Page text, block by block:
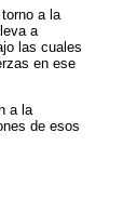
a la
a
las cuales
en ese
a la
de esos